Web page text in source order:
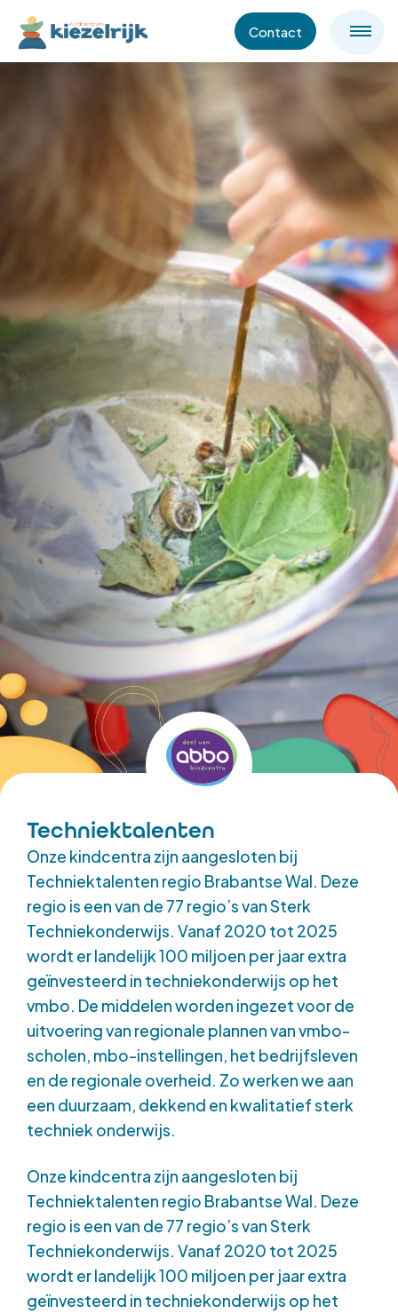
Contact
Onze kindcentra zijn aangesloten bij
Techniektalenten regio Brabantse Wal. Deze
regio is een van de 77 regio’s van Sterk
Techniekonderwijs. Vanaf 2020 tot 2025
wordt er landelijk 100 miljoen per jaar extra
geïnvesteerd in techniekonderwijs op het
vmbo. De middelen worden ingezet voor de
uitvoering van regionale plannen van vmbo-
scholen, mbo-instellingen, het bedrijfsleven
en de regionale overheid. Zo werken we aan
een duurzaam, dekkend en kwalitatief sterk
techniek onderwijs.
Onze kindcentra zijn aangesloten bij
Techniektalenten regio Brabantse Wal. Deze
regio is een van de 77 regio’s van Sterk
Techniekonderwijs. Vanaf 2020 tot 2025
wordt er landelijk 100 miljoen per jaar extra
geïnvesteerd in techniekonderwijs op het
Techniektalenten